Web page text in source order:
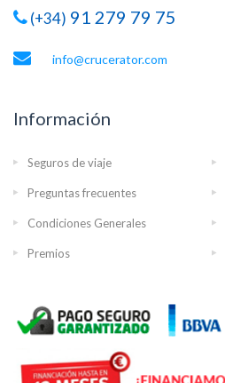
(+34) 91 279 79 75
info@crucerator.com
Información
Seguros de viaje
Preguntas frecuentes
Condiciones Generales
Premios